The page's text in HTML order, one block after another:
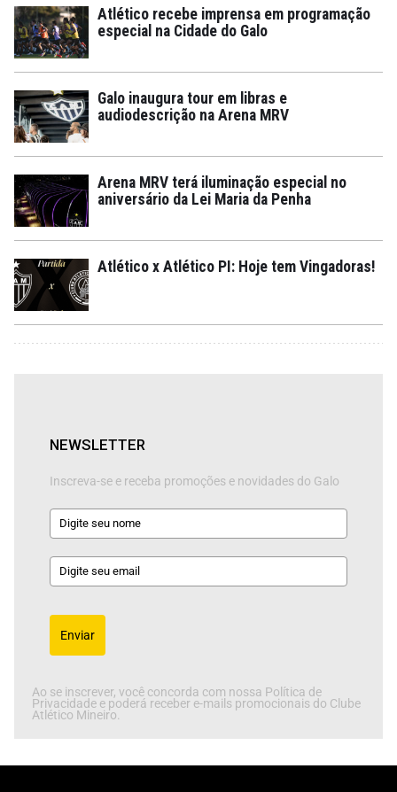
Atlético recebe imprensa em programação
especial na Cidade do Galo
Galo inaugura tour em libras e
audiodescrição na Arena MRV
Arena MRV terá iluminação especial no
aniversário da Lei Maria da Penha
Atlético x Atlético PI: Hoje tem Vingadoras!
NEWSLETTER
Inscreva-se e receba promoções e novidades do Galo
Enviar
Ao se inscrever, você concorda com nossa Política de
Privacidade e poderá receber e-mails promocionais do Clube
Atlético Mineiro.